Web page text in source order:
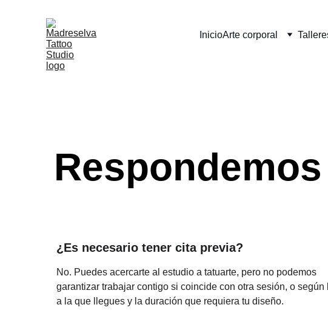
InicioArte corporal
¿Es necesario tener cita previa?
No. Puedes acercarte al estudio a tatuarte, pero no podemos
garantizar trabajar contigo si coincide con otra sesión, o según
a la que llegues y la duración que requiera tu diseño.